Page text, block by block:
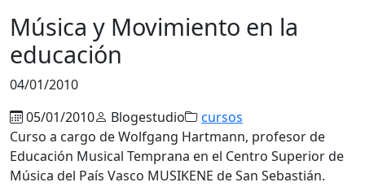
Música y Movimiento en la
educación
04/01/2010
05/01/2010
Blogestudio
cursos
Curso a cargo de Wolfgang Hartmann, profesor de
Educación Musical Temprana en el Centro Superior de
Música del País Vasco MUSIKENE de San Sebastián.